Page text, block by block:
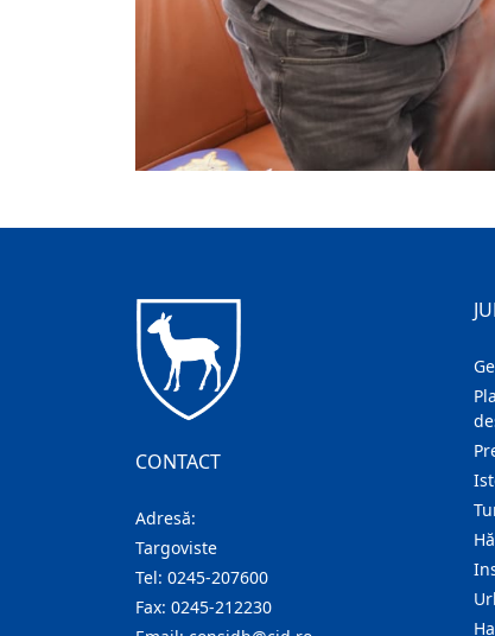
CONTACT
Adresă:
Targoviste
Tel: 0245-207600
Fax: 0245-212230